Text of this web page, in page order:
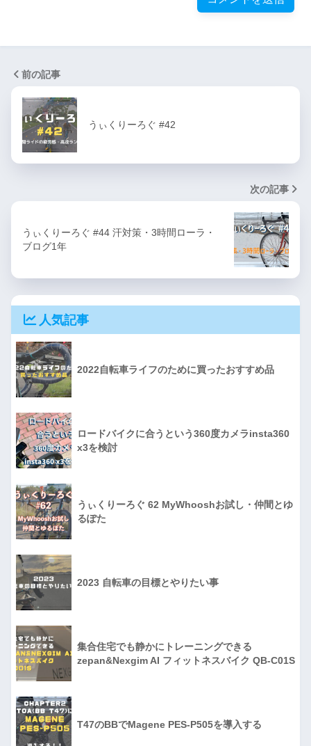
前の記事
うぃくりーろぐ #42
次の記事
うぃくりーろぐ #44 汗対策・3時間ローラ・
ブログ1年
人気記事
2022自転車ライフのために買ったおすすめ品
ロードバイクに合うという360度カメラinsta360
x3を検討
うぃくりーろぐ 62 MyWhooshお試し・仲間とゆ
るぽた
2023 自転車の目標とやりたい事
集合住宅でも静かにトレーニングできる
zepan&Nexgim AI フィットネスバイク QB-C01S
T47のBBでMagene PES-P505を導入する